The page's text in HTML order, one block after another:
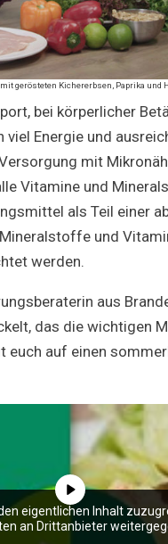
gerösteten Kichererbsen, Paprika und
bei körperlicher
Energie und
mit
Vitamine und
als Teil einer
und
werden.
aus
das die wichtigen
euch auf einen
den eigentlichen Inhalt
an Drittanbieter